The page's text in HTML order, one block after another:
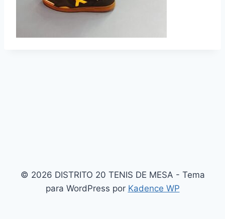
© 2026 DISTRITO 20 TENIS DE MESA - Tema
para WordPress por Kadence WP